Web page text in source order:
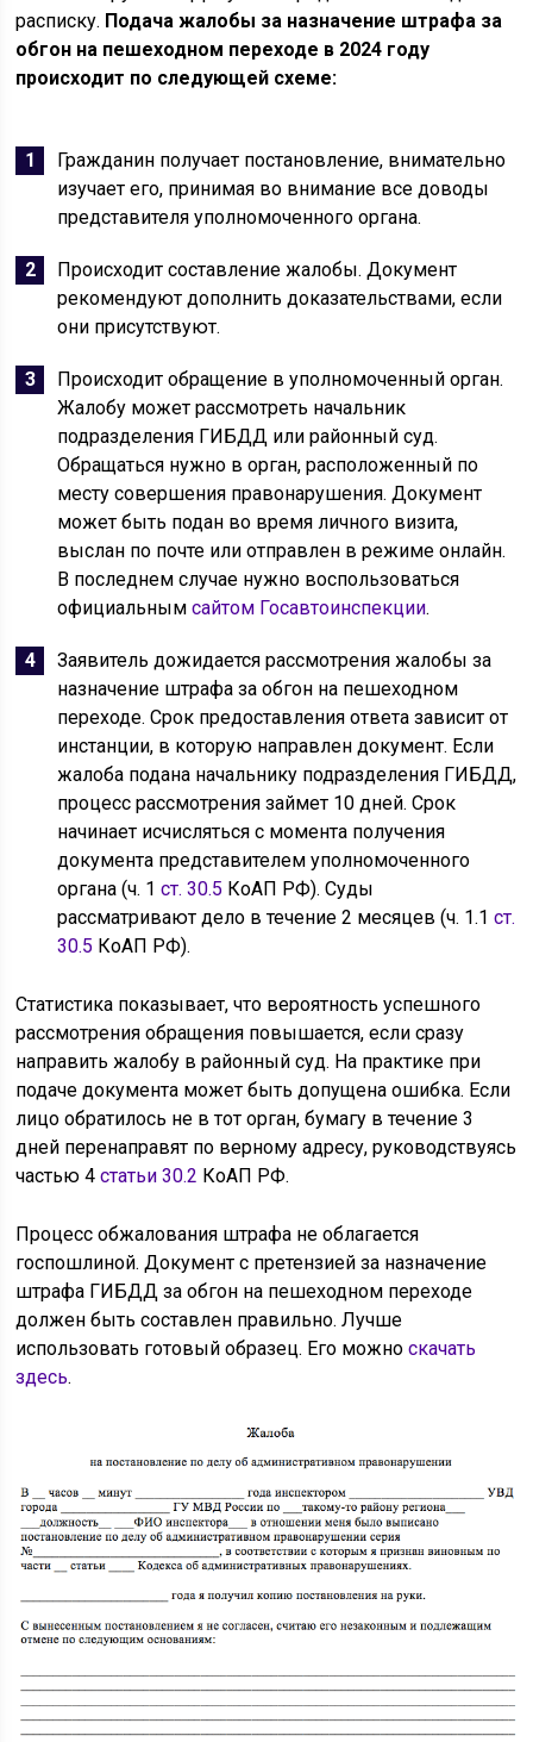
расписку. Подача жалобы за назначение штрафа за
обгон на пешеходном переходе в 2024 году
происходит по следующей схеме:
Гражданин получает постановление, внимательно
изучает его, принимая во внимание все доводы
представителя уполномоченного органа.
Происходит составление жалобы. Документ
рекомендуют дополнить доказательствами, если
они присутствуют.
Происходит обращение в уполномоченный орган.
Жалобу может рассмотреть начальник
подразделения ГИБДД или районный суд.
Обращаться нужно в орган, расположенный по
месту совершения правонарушения. Документ
может быть подан во время личного визита,
выслан по почте или отправлен в режиме онлайн.
В последнем случае нужно воспользоваться
официальнымсайтом Госавтоинспекции.
Заявитель дожидается рассмотрения жалобы за
назначение штрафа за обгон на пешеходном
переходе. Срок предоставления ответа зависит от
инстанции, в которую направлен документ. Если
жалоба подана начальнику подразделения ГИБДД,
процесс рассмотрения займет 10 дней. Срок
начинает исчисляться с момента получения
документа представителем уполномоченного
органа (ч. 1ст. 30.5 КоАП РФ). Суды
рассматривают дело в течение 2 месяцев (ч. 1.1ст.
30.5 КоАП РФ).
Статистика показывает, что вероятность успешного
рассмотрения обращения повышается, если сразу
направить жалобу в районный суд. На практике при
подаче документа может быть допущена ошибка. Если
лицо обратилось не в тот орган, бумагу в течение 3
дней перенаправят по верному адресу, руководствуясь
частью 4статьи 30.2 КоАП РФ.
Процесс обжалования штрафа не облагается
госпошлиной. Документ с претензией за назначение
штрафа ГИБДД за обгон на пешеходном переходе
должен быть составлен правильно. Лучше
использовать готовый образец. Его можноскачать
здесь.